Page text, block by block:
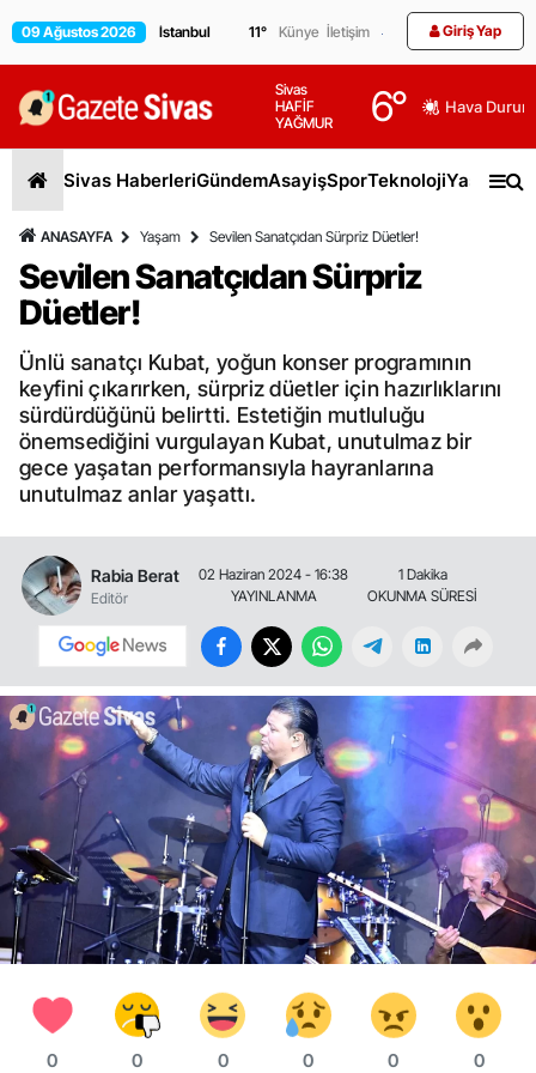
09 Ağustos 2026 11° Künye İletişim Giriş Yap
Sivas
HAFİF
YAĞMUR
6° Hava
Sivas HaberleriGündemAsayişSporTeknolojiYaşam
ANASAYFA Yaşam Sevilen Sanatçıdan Sürpriz Düetler!
Sevilen Sanatçıdan Sürpriz
Düetler!
Ünlü sanatçı Kubat, yoğun konser programının
keyfini çıkarırken, sürpriz düetler için hazırlıklarını
sürdürdüğünü belirtti. Estetiğin mutluluğu
önemsediğini vurgulayan Kubat, unutulmaz bir
gece yaşatan performansıyla hayranlarına
unutulmaz anlar yaşattı.
Rabia Berat
Editör
02 Haziran 2024 - 16:38
YAYINLANMA
1 Dakika
OKUNMA SÜRESİ
0 0 0 0 0 0